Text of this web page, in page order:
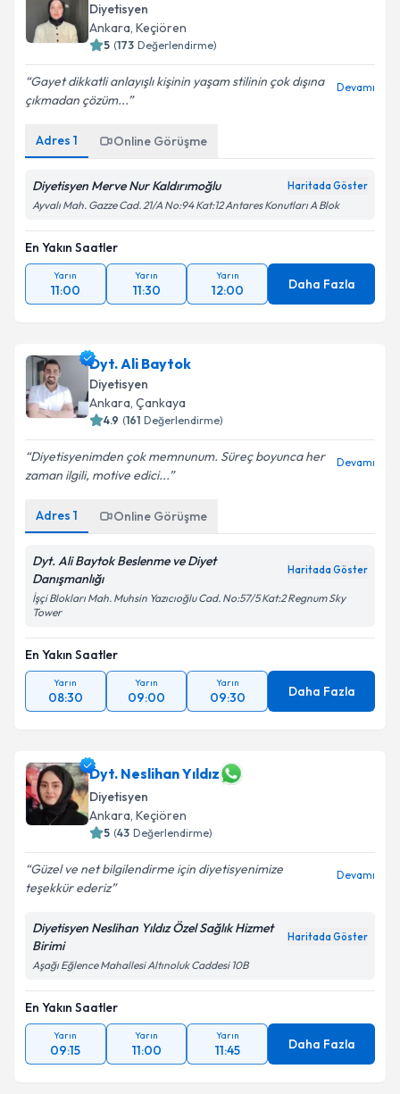
Diyetisyen
Ankara, Keçiören
5 (173 Değerlendirme)
Gayet dikkatli anlayışlı kişinin yaşam stilinin çok dışına
çıkmadan çözüm...
Devamı
Adres 1 Online Görüşme
Diyetisyen Merve Nur Kaldırımoğlu Haritada Göster
Ayvalı Mah. Gazze Cad. 21/A No:94 Kat:12 Antares Konutları A Blok
En Yakın Saatler
Yarın
11:00
Yarın
11:30
Yarın
12:00 Daha Fazla
Dyt. Ali Baytok
Diyetisyen
Ankara, Çankaya
4.9 (161 Değerlendirme)
Diyetisyenimden çok memnunum. Süreç boyunca her
zaman ilgili, motive edici...
Devamı
Adres 1 Online Görüşme
Dyt. Ali Baytok Beslenme ve Diyet
Danışmanlığı
Haritada Göster
İşçi Blokları Mah. Muhsin Yazıcıoğlu Cad. No:57/5 Kat:2 Regnum Sky
Tower
En Yakın Saatler
Yarın
08:30
Yarın
09:00
Yarın
09:30 Daha Fazla
Dyt. Neslihan Yıldız
Diyetisyen
Ankara, Keçiören
5 (43 Değerlendirme)
Güzel ve net bilgilendirme için diyetisyenimize
teşekkür ederiz
Devamı
Diyetisyen Neslihan Yıldız Özel Sağlık Hizmet
Birimi
Haritada Göster
Aşağı Eğlence Mahallesi Altınoluk Caddesi 10B
En Yakın Saatler
Yarın
09:15
Yarın
11:00
Yarın
11:45 Daha Fazla